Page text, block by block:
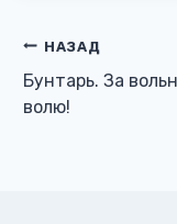
Навигация
по
НАЗАД
Бунтарь. За
волю!